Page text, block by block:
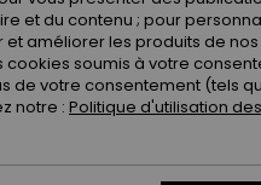
et du contenu ; pour
améliorer les produits de
soumis à votre
de votre consentement (tels
notre : Politique d'utilisation